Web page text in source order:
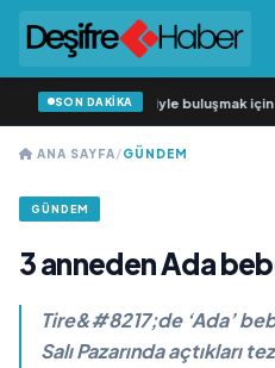
SON DAKİKA
Şarkıcısı” seyircisiyle buluşmak için
ANA SAYFA/GÜNDEM
GÜNDEM
3 anneden Ada
Tire&#8217;de ‘Ada’
Salı Pazarında açtıkları